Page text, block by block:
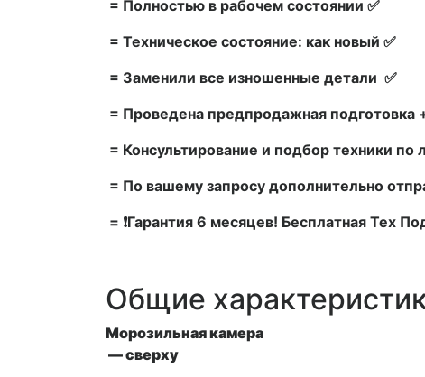
= Полностью в рабочем состоянии ✅
= Техническое состояние: как новый ✅
= Заменили все изношенные детали ✅
= Проведена предпродажная подготовка
= Консультирование и подбор техники по
= По вашему запросу дополнительно
= ❗Гарантия 6 месяцев! Бесплатная Тех
Общие
Морозильная камера
— сверху